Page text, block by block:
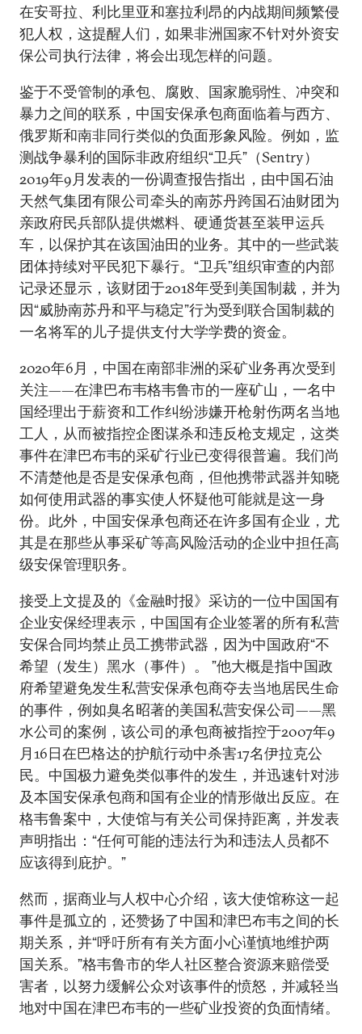
在安哥拉、利比里亚和塞拉利昂的内战期间频繁侵
犯人权，这提醒人们，如果非洲国家不针对外资安
保公司执行法律，将会出现怎样的问题。
鉴于不受管制的承包、腐败、国家脆弱性、冲突和
暴力之间的联系，中国安保承包商面临着与西方、
俄罗斯和南非同行类似的负面形象风险。例如，监
测战争暴利的国际非政府组织“卫兵”（Sentry）
2019年9月发表的一份调查报告指出，由中国石油
天然气集团有限公司牵头的南苏丹跨国石油财团为
亲政府民兵部队提供燃料、硬通货甚至装甲运兵
车，以保护其在该国油田的业务。其中的一些武装
团体持续对平民犯下暴行。“卫兵”组织审查的内部
记录还显示，该财团于2018年受到美国制裁，并为
因“威胁南苏丹和平与稳定”行为受到联合国制裁的
一名将军的儿子提供支付大学学费的资金。
2020年6月，中国在南部非洲的采矿业务再次受到
关注——在津巴布韦格韦鲁市的一座矿山，一名中
国经理出于薪资和工作纠纷涉嫌开枪射伤两名当地
工人，从而被指控企图谋杀和违反枪支规定，这类
事件在津巴布韦的采矿行业已变得很普遍。我们尚
不清楚他是否是安保承包商，但他携带武器并知晓
如何使用武器的事实使人怀疑他可能就是这一身
份。此外，中国安保承包商还在许多国有企业，尤
其是在那些从事采矿等高风险活动的企业中担任高
级安保管理职务。
接受上文提及的《金融时报》采访的一位中国国有
企业安保经理表示，中国国有企业签署的所有私营
安保合同均禁止员工携带武器，因为中国政府“不
希望（发生）黑水（事件）。 ”他大概是指中国政
府希望避免发生私营安保承包商夺去当地居民生命
的事件，例如臭名昭​​著的美国私营安保公司——黑
水公司的案例，该公司的承包商被指控于2007年9
月16日在巴格达的护航行动中杀害17名伊拉克公
民。中国极力避免类似事件的发生，并迅速针对涉
及本国安保承包商和国有企业的情形做出反应。在
格韦鲁案中，大使馆与有关公司保持距离，并发表
声明指出：“任何可能的违法行为和违法人员都不
应该得到庇护。”
然而，据商业与人权中心介绍，该大使馆称这一起
事件是孤立的，还赞扬了中国和津巴布韦之间的长
期关系，并“呼吁所有有关方面小心谨慎地维护两
国关系。”格韦鲁市的华人社区整合资源来赔偿受
害者，以努力缓解公众对该事件的愤怒，并减轻当
地对中国在津巴布韦的一些矿业投资的负面情绪。